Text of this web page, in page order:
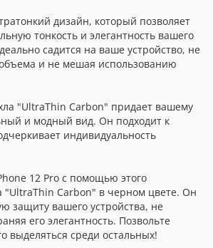
дизайн, который позволяет
тонкость и элегантность вашего
садится на ваше устройство, не
и не мешая использованию
"UltraThin Carbon" придает вашему
и модный вид. Он подходит к
индивидуальность
12 Pro с помощью этого
"UltraThin Carbon" в черном цвете. Он
защиту вашего устройства, не
его элегантность. Позвольте
выделяться среди остальных!